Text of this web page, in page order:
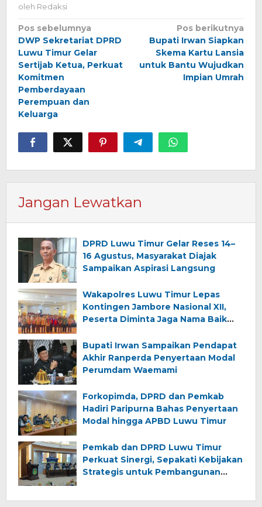
oleh Redaksi
Navigasi
pos
Pos sebelumnya
DWP Sekretariat DPRD
Luwu Timur Gelar
Sertijab Ketua, Perkuat
Komitmen
Pemberdayaan
Perempuan dan
Keluarga
Pos berikutnya
Bupati Irwan Siapkan
Skema Kartu Lansia
untuk Bantu Wujudkan
Impian Umrah
Jangan Lewatkan
DPRD Luwu Timur Gelar Reses 14–
16 Agustus, Masyarakat Diajak
Sampaikan Aspirasi Langsung
Wakapolres Luwu Timur Lepas
Kontingen Jambore Nasional XII,
Peserta Diminta Jaga Nama Baik
Bupati Irwan Sampaikan Pendapat
Akhir Ranperda Penyertaan Modal
Perumdam Waemami
Forkopimda, DPRD dan Pemkab
Hadiri Paripurna Bahas Penyertaan
Modal hingga APBD Luwu Timur
Pemkab dan DPRD Luwu Timur
Perkuat Sinergi, Sepakati Kebijakan
Strategis untuk Pembangunan